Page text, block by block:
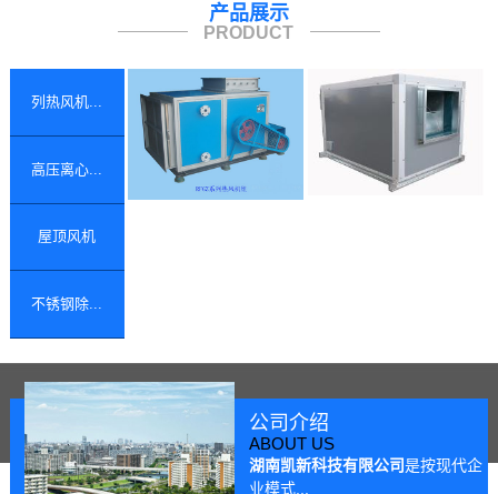
产品展示
PRODUCT
列热风机...
高压离心...
屋顶风机
不锈钢除...
公司介绍
ABOUT US
湖南凯新科技有限公司是按现代企
业模式...